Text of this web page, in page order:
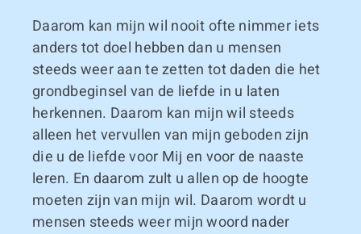
Daarom kan mijn wil nooit ofte nimmer iets
anders tot doel hebben dan u mensen
steeds weer aan te zetten tot daden die het
grondbeginsel van de liefde in u laten
herkennen. Daarom kan mijn wil steeds
alleen het vervullen van mijn geboden zijn
die u de liefde voor Mij en voor de naaste
leren. En daarom zult u allen op de hoogte
moeten zijn van mijn wil. Daarom wordt u
mensen steeds weer mijn woord nader